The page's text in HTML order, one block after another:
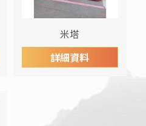
米塔
詳細資料